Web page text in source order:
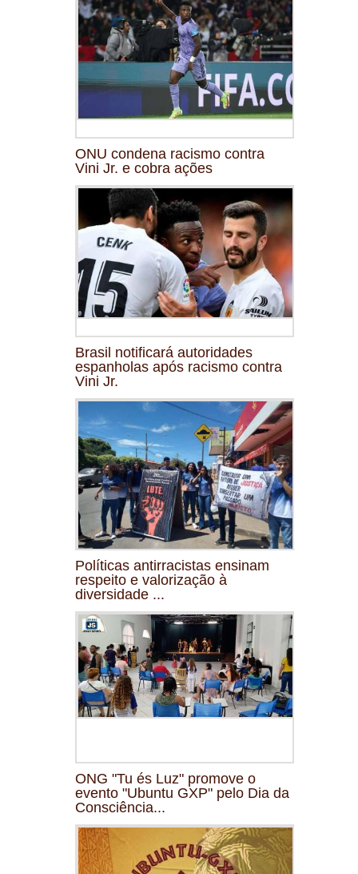
ONU condena racismo contra
Vini Jr. e cobra ações
Brasil notificará autoridades
espanholas após racismo contra
Vini Jr.
Políticas antirracistas ensinam
respeito e valorização à
diversidade ...
ONG "Tu és Luz" promove o
evento "Ubuntu GXP" pelo Dia da
Consciência...